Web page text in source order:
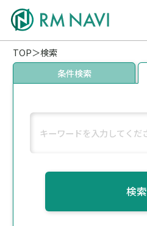
TOP
検索
条件検索
検索